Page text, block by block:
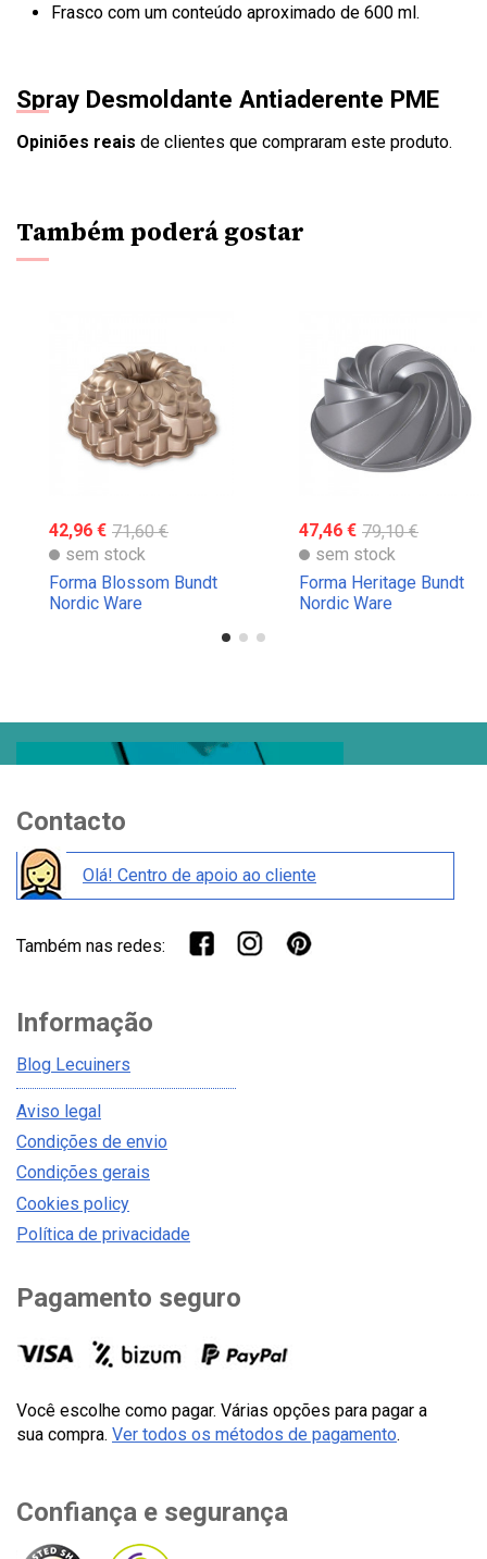
Frasco com um conteúdo aproximado de 600 ml.
Spray Desmoldante Antiaderente PME
Opiniões reais de clientes que compraram este produto.
Também poderá gostar
42,96 € 71,60 €
sem stock
Forma Blossom Bundt
Nordic Ware
47,46 € 79,10 €
sem stock
Forma Heritage Bundt
Nordic Ware
Contacto
Olá! Centro de apoio ao cliente
Também nas redes:
Informação
Blog Lecuiners
Aviso legal
Condições de envio
Condições gerais
Cookies policy
Política de privacidade
Pagamento seguro
Você escolhe como pagar. Várias opções para pagar a
sua compra. Ver todos os métodos de pagamento.
Confiança e segurança